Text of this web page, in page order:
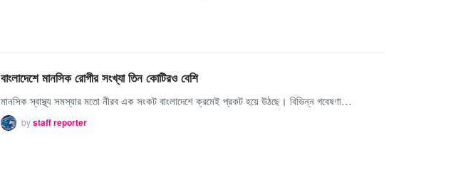
বাংলাদেশে মানসিক রোগীর সংখ্যা তিন কোটিরও বেশি
মানসিক স্বাস্থ্য সমস্যার মতো নীরব এক সংকট বাংলাদেশে ক্রমেই প্রকট হয়ে উঠছে। বিভিন্ন গবেষণা…
bystaff reporter